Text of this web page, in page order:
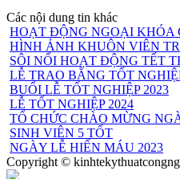
Các nội dung tin khác
HOẠT ĐỘNG NGOẠI KHÓA
HÌNH ẢNH KHUÔN VIÊN
SÔI NỔI HOẠT ĐỘNG TẾT
LỄ TRAO BẰNG TỐT
BUỔI LỄ TỐT NGHIỆP 2023
LỄ TỐT NGHIỆP 2024
TỔ CHỨC CHÀO MỪNG
SINH VIÊN 5 TỐT
NGÀY LỄ HIẾN MÁU 2023
Copyright ©